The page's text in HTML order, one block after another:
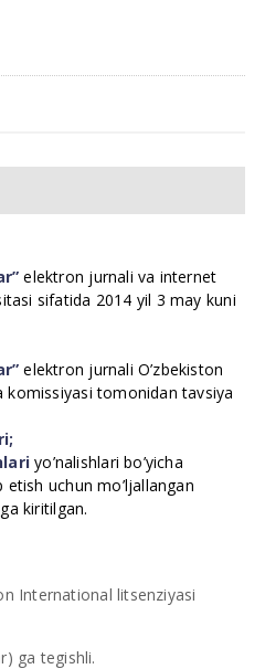
elektron jurnali va internet
sifatida 2014 yil 3 may kuni
elektron jurnali O’zbekiston
komissiyasi tomonidan tavsiya
yo’nalishlari bo’yicha
uchun mo’ljallangan
kiritilgan.
International litsenziyasi
ga tegishli.